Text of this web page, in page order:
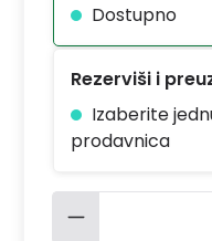
Dostupno
Rezerviši i
Izaberite
prodavnica
Količina